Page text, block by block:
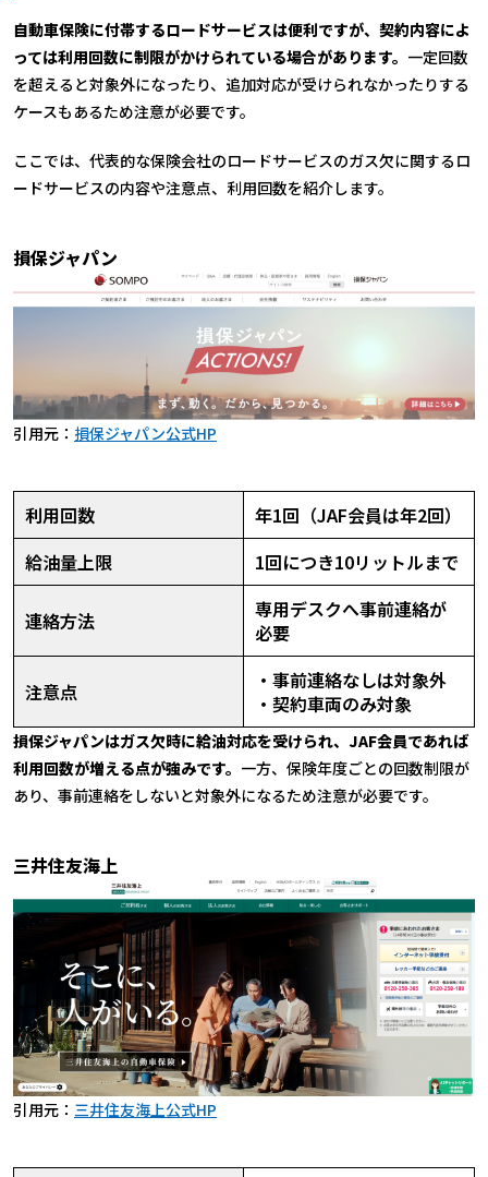
自動車保険に付帯するロードサービスは便利ですが、契約内容によ
っては利用回数に制限がかけられている場合があります。 一定回数
を超えると対象外になったり、追加対応が受けられなかったりする
ケースもあるため注意が必要です。
ここでは、代表的な保険会社のロードサービスのガス欠に関するロ
ードサービスの内容や注意点、利用回数を紹介します。
損保ジャパン
引用元： 損保ジャパン公式HP
利用回数
年1回（JAF会員は年2回）
給油量上限
1回につき10リットルまで
連絡方法
専用デスクへ事前連絡が
必要
注意点
・事前連絡なしは対象外
・契約車両のみ対象
損保ジャパンはガス欠時に給油対応を受けられ、JAF会員であれば
利用回数が増える点が強みです。 一方、保険年度ごとの回数制限が
あり、事前連絡をしないと対象外になるため注意が必要です。
三井住友海上
引用元： 三井住友海上公式HP